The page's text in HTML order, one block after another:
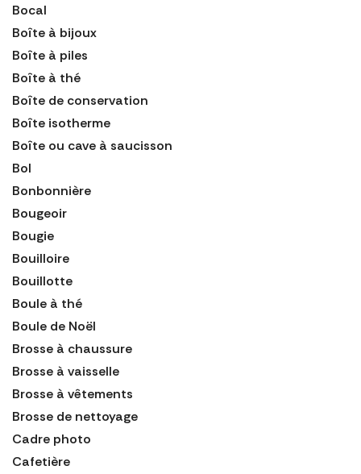
Bocal
Boîte à bijoux
Boîte à piles
Boîte à thé
Boîte de conservation
Boîte isotherme
Boîte ou cave à saucisson
Bol
Bonbonnière
Bougeoir
Bougie
Bouilloire
Bouillotte
Boule à thé
Boule de Noël
Brosse à chaussure
Brosse à vaisselle
Brosse à vêtements
Brosse de nettoyage
Cadre photo
Cafetière